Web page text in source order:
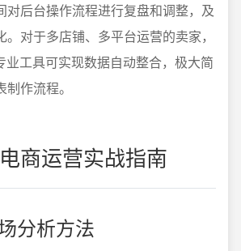
对后台操作流程进行复盘和调整，及
对于多店铺、多平台运营的卖家，
业工具可实现数据自动整合，极大简
作流程。
商运营实战指南
分析方法